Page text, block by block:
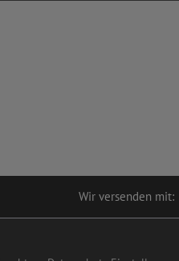
Wir versenden mit: